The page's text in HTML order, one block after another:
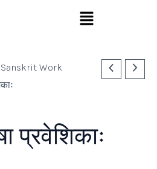
Menu
Sanskrit Work
प्रवेशिकाः